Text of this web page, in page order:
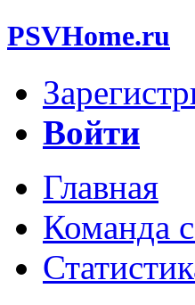
PSVHome.ru
Войти
Главная
Команда